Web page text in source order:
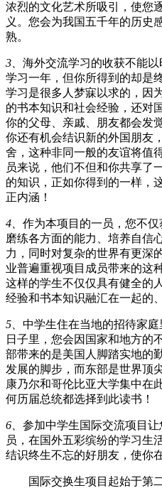
浓烈的文化艺术所吸引，使您
义。您会为我国五千年的历史
熟。
3、 海外交流学习的收获不能
学习一年，但你所得到的却是
学习是很多人梦寐以求的，因
的书本知识和社会经验，还对
你的父母、亲戚、朋友都会发
你还有机会结识新的外国朋友
舍，这种非同一般的友谊将值
员来说，他们不但和你共享了
的知识，正如你得到的一样，
正内涵！
4、 作为本项目的一员，您不
磨练各方面的能力、培养自信
力，同时对复杂的世界有更深
业普遍重视项目成员带来的这
这样的学生不仅仅具有健全的
经验和书本知识融汇在一起的
5、 中学生住在当地的招待家
日子里，您会因国家和地方的
部带来的是美国人脚踏实地的
发展的脚步，而东部是世界顶
康乃尔和哥伦比亚大学集中在
何历届总统都选择到此读书！
6、 参加中学生国际交流项目
员，在国外五彩缤纷的学习生
结识终生不忘的好朋友，使你
国际交换生项目起始于第